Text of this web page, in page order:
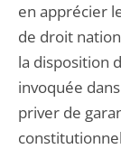
en apprécier
de droit
la disposition
invoquée
priver de